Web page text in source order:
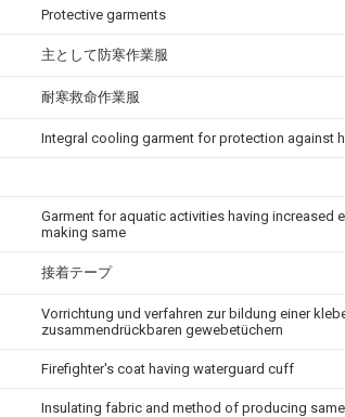
Protective garments
主として防寒作業服
耐寒救命作業服
Integral cooling garment for protection against
Garment for aquatic activities having increased
making same
接着テープ
Vorrichtung und verfahren zur bildung einer
zusammendrückbaren gewebetüchern
Firefighter's coat having waterguard cuff
Insulating fabric and method of producing same